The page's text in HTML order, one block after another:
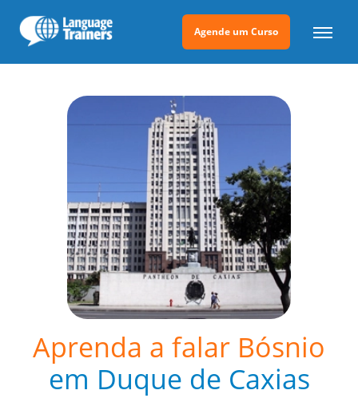
Agende um Curso
Aprenda a falar Bósnio
em Duque de Caxias